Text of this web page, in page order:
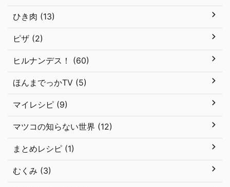
ひき肉 (13)
ピザ (2)
ヒルナンデス！ (60)
ほんまでっかTV (5)
マイレシピ (9)
マツコの知らない世界 (12)
まとめレシピ (1)
むくみ (3)